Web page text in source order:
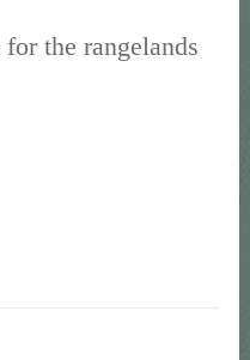
the rangelands